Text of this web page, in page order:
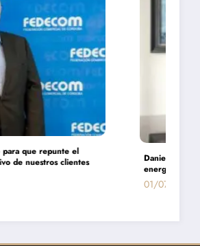
pagamos el costo del populismo
de gas»